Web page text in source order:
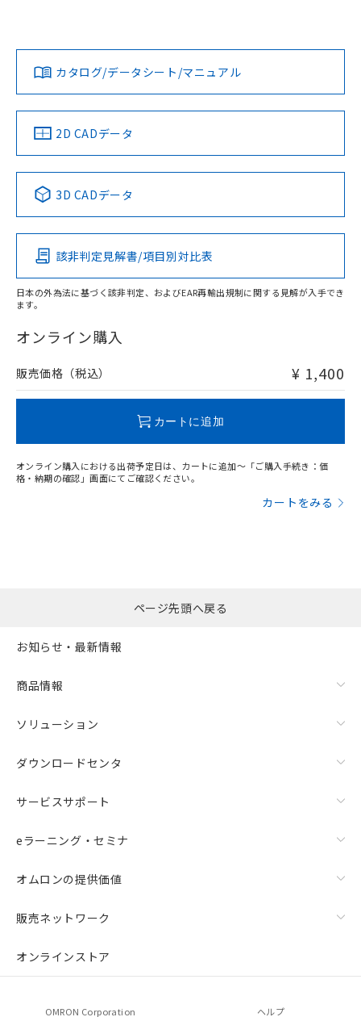
ダウンロードデータをご利用いただく前に、以下を必ずお読
みください。
ソフトウェアの使用条件
対応済み
中国 RoHS 注意事項・凡例
Pb Hg Cd Cr(VI)
O
在庫等で未対応品が混在する可能性があります。
問い合わせください。
カタログ/データシート/マニュアル
2D CADデータ
3D CADデータ
該非判定見解書/項目別対比表
日本の外為法に基づく該非判定、およびEAR再輸出規制に関する見解が入手でき
ます。
オンライン購入
販売価格（税込） ¥ 1,400
カートに追加
オンライン購入における出荷予定日は、カートに追加～「ご購入手続き：価
格・納期の確認」画面にてご確認ください。
カートをみる
ページ先頭へ戻る
お知らせ・最新情報
商品情報
ソリューション
ダウンロードセンタ
サービスサポート
eラーニング・セミナ
オムロンの提供価値
販売ネットワーク
オンラインストア
OMRON Corporation ヘルプ